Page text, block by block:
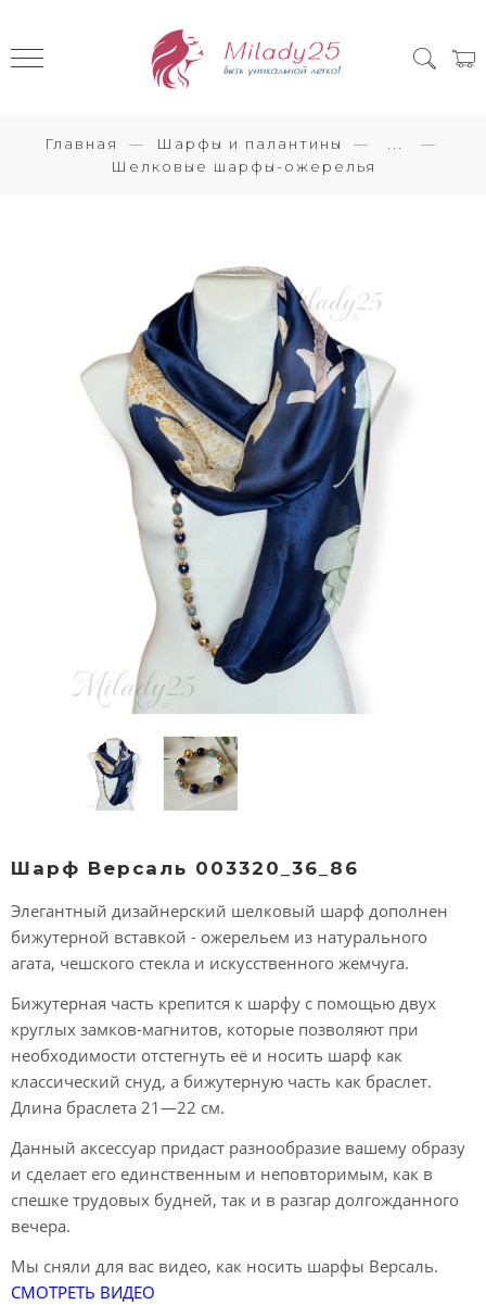
Главная Шарфы и палантины
Шелковые шарфы-ожерелья
Шарф Версаль 003320_36_86
Элегантный дизайнерский шелковый шарф дополнен
бижутерной вставкой - ожерельем из натурального
агата, чешского стекла и искусственного жемчуга.
Бижутерная часть крепится к шарфу с помощью двух
круглых замков-магнитов, которые позволяют при
необходимости отстегнуть её и носить шарф как
классический снуд, а бижутерную часть как браслет.
Длина браслета 21—22 см.
Данный аксессуар придаст разнообразие вашему образу
и сделает его единственным и неповторимым, как в
спешке трудовых будней, так и в разгар долгожданного
вечера.
Мы сняли для вас видео, как носить шарфы Версаль.
СМОТРЕТЬ ВИДЕО